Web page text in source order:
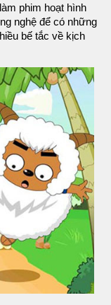
phim hoạt hình
nghệ để có những
bế tắc về kịch